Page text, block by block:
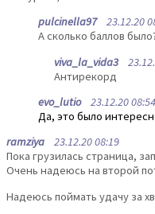
pulcinella9723.12.20
А сколько баллов
viva_la_vida3
Антирекорд
evo_lutio23.12.20 08:54
Да, это было
ramziya 23.12.20 08:19
Пока грузилась страница,
Очень надеюсь на второй
Надеюсь поймать удачу за